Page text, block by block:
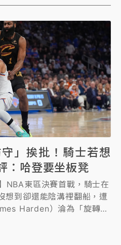
」挨批！騎士若想
：哈登要坐板凳
NBA東區決賽首戰，騎士在
想到卻還能陰溝裡翻船，遭
Harden）淪為「旋轉
更成為尼克的打點目標，前